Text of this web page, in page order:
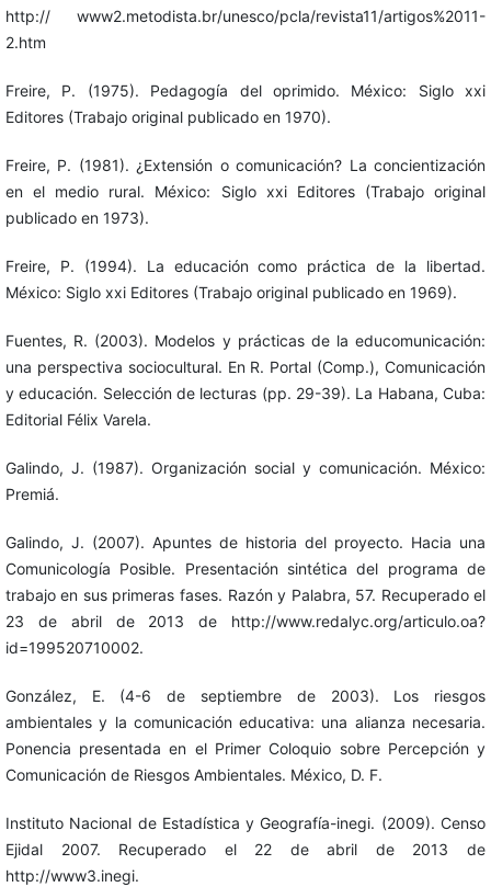
http:// www2.metodista.br/unesco/pcla/revista11/artigos%2011-
2.htm
Freire, P. (1975). Pedagogía del oprimido. México: Siglo xxi
Editores (Trabajo original publicado en 1970).
Freire, P. (1981). ¿Extensión o comunicación? La concientización
en el medio rural. México: Siglo xxi Editores (Trabajo original
publicado en 1973).
Freire, P. (1994). La educación como práctica de la libertad.
México: Siglo xxi Editores (Trabajo original publicado en 1969).
Fuentes, R. (2003). Modelos y prácticas de la educomunicación:
una perspectiva sociocultural. En R. Portal (Comp.), Comunicación
y educación. Selección de lecturas (pp. 29-39). La Habana, Cuba:
Editorial Félix Varela.
Galindo, J. (1987). Organización social y comunicación. México:
Premiá.
Galindo, J. (2007). Apuntes de historia del proyecto. Hacia una
Comunicología Posible. Presentación sintética del programa de
trabajo en sus primeras fases. Razón y Palabra, 57. Recuperado el
23 de abril de 2013 de http://www.redalyc.org/articulo.oa?
id=199520710002.
González, E. (4-6 de septiembre de 2003). Los riesgos
ambientales y la comunicación educativa: una alianza necesaria.
Ponencia presentada en el Primer Coloquio sobre Percepción y
Comunicación de Riesgos Ambientales. México, D. F.
Instituto Nacional de Estadística y Geografía-inegi. (2009). Censo
Ejidal 2007. Recuperado el 22 de abril de 2013 de
http://www3.inegi.